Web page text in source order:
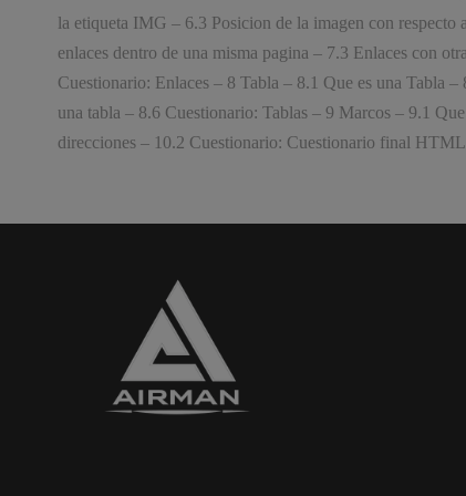
la etiqueta IMG – 6.3 Posicion de la imagen con
enlaces dentro de una misma pagina – 7.3 Enlaces con
Cuestionario: Enlaces – 8 Tabla – 8.1 Que es una Tabla
una tabla – 8.6 Cuestionario: Tablas – 9 Marcos – 9.1
direcciones – 10.2 Cuestionario: Cuestionario final